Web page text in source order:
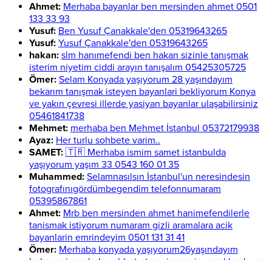
Ahmet: Merhaba bayanlar ben mersinden ahmet 0501
133 33 93
Yusuf: Ben Yusuf Çanakkale'den 05319643265
Yusuf: Yusuf Çanakkale'den 05319643265
hakan: slm hanımefendi ben hakan sizinle tanışmak
isterim niyetim ciddi arayın tanışalım 05425305725
Ömer: Selam Konyada yaşıyorum 28 yaşındayım
bekarım tanışmak isteyen bayanlari bekliyorum Konya
ve yakın çevresi illerde yasiyan bayanlar ulaşabilirsiniz
05461841738
Mehmet: merhaba ben Mehmet İstanbul 05372179938
Ayaz: Her turlu sohbete varim..
SAMET: 🇹🇷 Merhaba ismim samet istanbulda
yaşıyorum yaşım 33 0543 160 01 35
Muhammed: Selamnasılsın İstanbul'un neresindesin
fotografınıgördümbegendim telefonnumaram
05395867861
Ahmet: Mrb ben mersinden ahmet hanimefendilerle
tanismak istiyorum numaram gizli aramalara acik
bayanlarin emrindeyim 0501 131 31 41
Ömer: Merhaba konyada yaşıyorum26yaşındayım